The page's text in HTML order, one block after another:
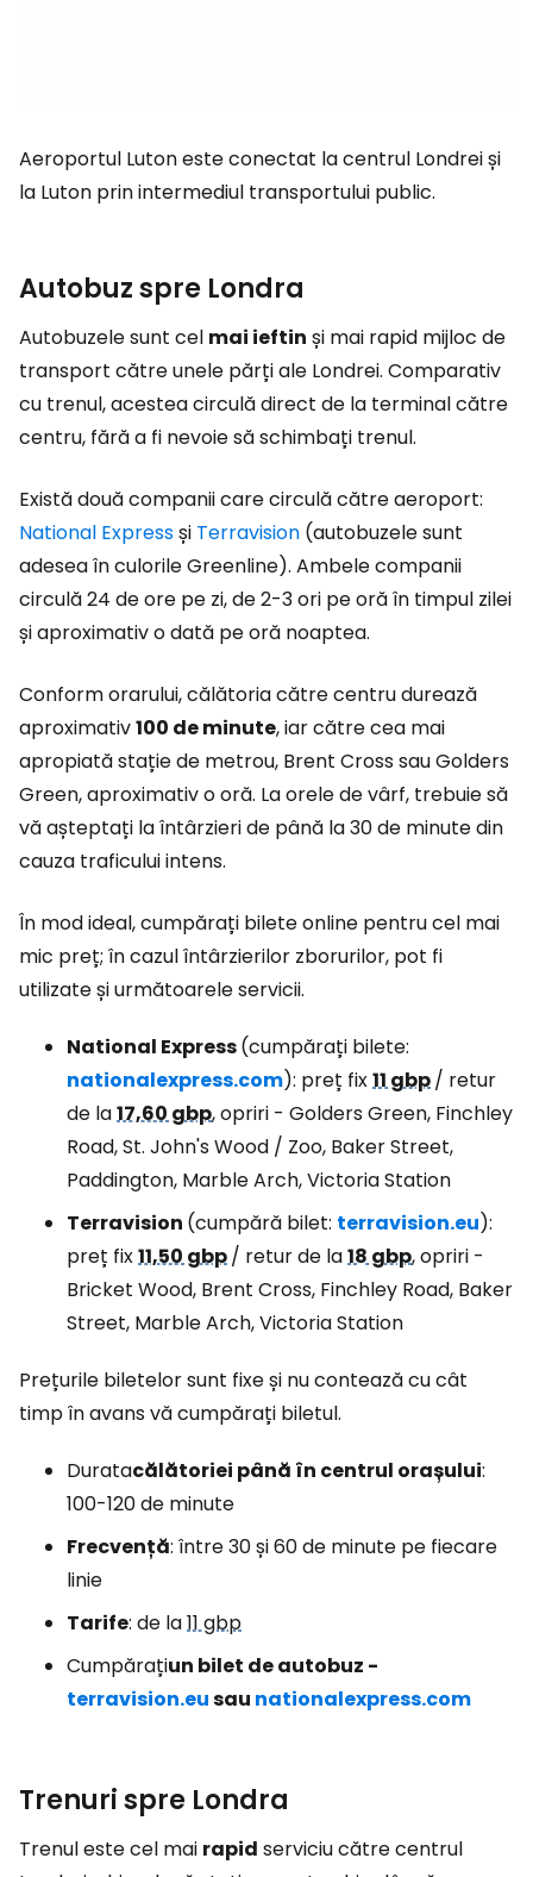
Aeroportul Luton este conectat la centrul Londrei și
la Luton prin intermediul transportului public.
Autobuz spre Londra
Autobuzele sunt cel mai ieftin și mai rapid mijloc de
transport către unele părți ale Londrei. Comparativ
cu trenul, acestea circulă direct de la terminal către
centru, fără a fi nevoie să schimbați trenul.
Există două companii care circulă către aeroport:
National Expressși Terravision (autobuzele sunt
adesea în culorile Greenline). Ambele companii
circulă 24 de ore pe zi, de 2-3 ori pe oră în timpul zilei
și aproximativ o dată pe oră noaptea.
Conform orarului, călătoria către centru durează
aproximativ100 de minute, iar către cea mai
apropiată stație de metrou, Brent Cross sau Golders
Green, aproximativ o oră. La orele de vârf, trebuie să
vă așteptați la întârzieri de până la 30 de minute din
cauza traficului intens.
În mod ideal, cumpărați bilete online pentru cel mai
mic preț; în cazul întârzierilor zborurilor, pot fi
utilizate și următoarele servicii.
National Express(cumpărați bilete:
nationalexpress.com): preț fix11 gbp/ retur
de la17,60 gbp, opriri - Golders Green, Finchley
Road, St. John's Wood / Zoo, Baker Street,
Paddington, Marble Arch, Victoria Station
Terravision (cumpără bilet: terravision.eu):
preț fix11,50 gbp/ retur de la18 gbp, opriri -
Bricket Wood, Brent Cross, Finchley Road, Baker
Street, Marble Arch, Victoria Station
Prețurile biletelor sunt fixe și nu contează cu cât
timp în avans vă cumpărați biletul.
Duratacălătoriei până în centrul orașului:
100-120 de minute
Frecvență: între 30 și 60 de minute pe fiecare
linie
Tarife: de la11 gbp
Cumpărațiun bilet de autobuz -
terravision.eusau nationalexpress.com
Trenuri spre Londra
Trenul este cel mai rapid serviciu către centrul